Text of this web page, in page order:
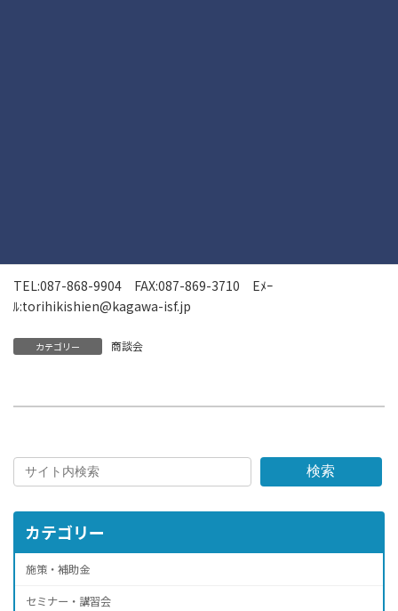
TEL:087-868-9904 FAX:087-869-3710 Eﾒｰ
ﾙ:torihikishien@kagawa-isf.jp
カテゴリー 商談会
検索
カテゴリー
施策・補助金
セミナー・講習会